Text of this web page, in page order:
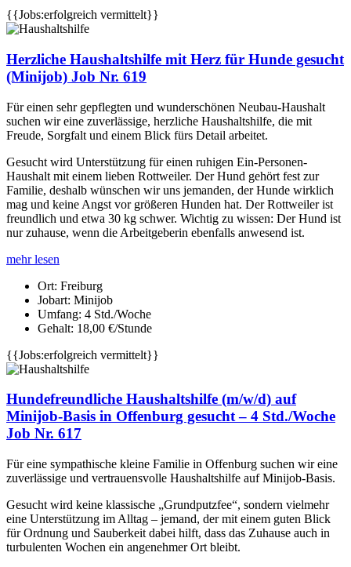
{{Jobs:erfolgreich vermittelt}}
Herzliche Haushaltshilfe mit Herz für Hunde gesucht
(Minijob) Job Nr. 619
Für einen sehr gepflegten und wunderschönen Neubau-Haushalt
suchen wir eine zuverlässige, herzliche Haushaltshilfe, die mit
Freude, Sorgfalt und einem Blick fürs Detail arbeitet.
Gesucht wird Unterstützung für einen ruhigen Ein-Personen-
Haushalt mit einem lieben Rottweiler. Der Hund gehört fest zur
Familie, deshalb wünschen wir uns jemanden, der Hunde wirklich
mag und keine Angst vor größeren Hunden hat. Der Rottweiler ist
freundlich und etwa 30 kg schwer. Wichtig zu wissen: Der Hund ist
nur zuhause, wenn die Arbeitgeberin ebenfalls anwesend ist.
mehr lesen
Ort: Freiburg
Jobart: Minijob
Umfang: 4 Std./Woche
Gehalt: 18,00 €/Stunde
{{Jobs:erfolgreich vermittelt}}
Hundefreundliche Haushaltshilfe (m/w/d) auf
Minijob-Basis in Offenburg gesucht – 4 Std./Woche
Job Nr. 617
Für eine sympathische kleine Familie in Offenburg suchen wir eine
zuverlässige und vertrauensvolle Haushaltshilfe auf Minijob-Basis.
Gesucht wird keine klassische „Grundputzfee“, sondern vielmehr
eine Unterstützung im Alltag – jemand, der mit einem guten Blick
für Ordnung und Sauberkeit dabei hilft, dass das Zuhause auch in
turbulenten Wochen ein angenehmer Ort bleibt.